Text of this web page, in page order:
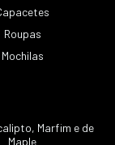
Roupas
Mochilas
Marfim e de
Maple